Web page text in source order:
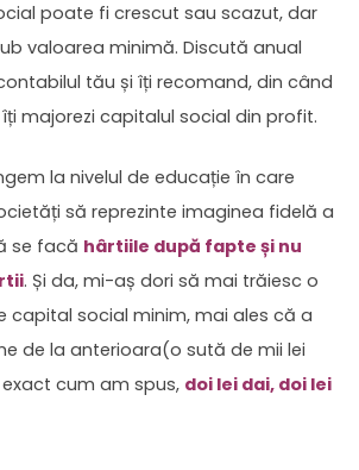
poate fi crescut sau scazut, dar
valoarea minimă. Discută anual
tău și îți recomand, din când
majorezi capitalul social din profit.
la nivelul de educație în care
să reprezinte imaginea fidelă a
se facă hârtiile după fapte și nu
. Și da, mi-aș dori să mai trăiesc o
capital social minim, mai ales că a
de la anterioara(o sută de mii lei
cum am spus, doi lei dai, doi lei